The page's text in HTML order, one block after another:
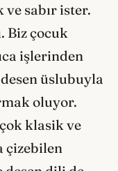
sabır ister.
Biz çocuk
işlerinden
üslubuyla
oluyor.
klasik ve
çizebilen